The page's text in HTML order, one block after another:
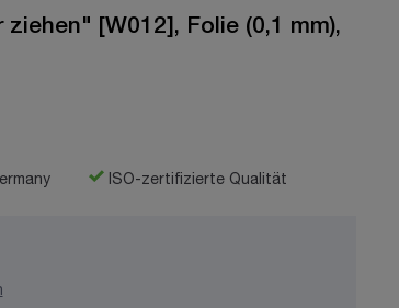
[W012], Folie (0,1 mm),
ISO-zertifizierte Qualität